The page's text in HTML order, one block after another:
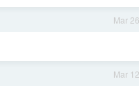
Mar 26
Mar 12